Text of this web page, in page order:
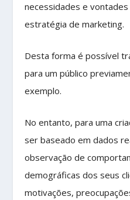
necessidades e
estratégia de marketing.
Desta forma é possível
para um público
exemplo.
No entanto, para uma
ser baseado em dados
observação de
demográficas dos seus
motivações,